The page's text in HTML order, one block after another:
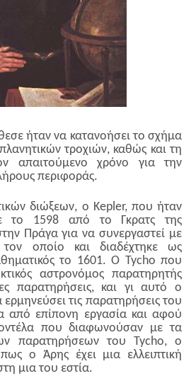
ήταν να κατανοήσει το σχήμα
τροχιών, καθώς και τη
απαιτούμενο χρόνο για την
περιφοράς.
διώξεων, ο Kepler, που ήταν
το 1598 από το Γκρατς της
Πράγα για να συνεργαστεί με
οποίο και διαδέχτηκε ως
το 1601. Ο Tycho που
αστρονόμος παρατηρητής
παρατηρήσεις, και γι αυτό ο
ερμηνεύσει τις παρατηρήσεις του
από επίπονη εργασία και αφού
που διαφωνούσαν με τα
παρατηρήσεων του Tycho, ο
ο Άρης έχει μια ελλειπτική
μια του εστία.